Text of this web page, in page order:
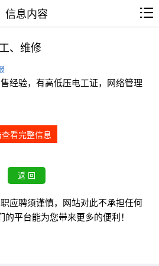
信息内容
、维修
经验，有高低压电工证，网络管理
看完整信息
应聘须谨慎，网站对此不承担任何
平台能为您带来更多的便利！